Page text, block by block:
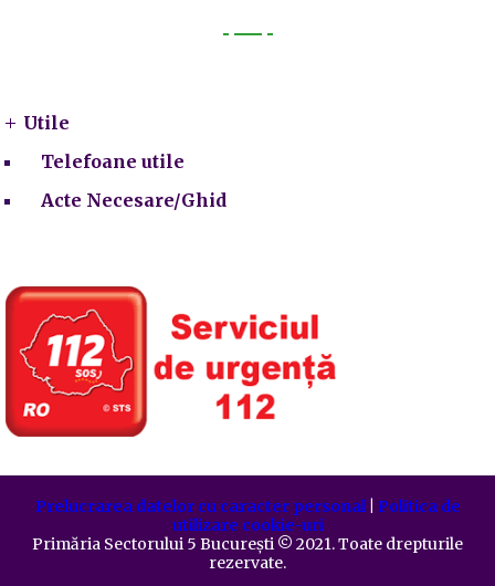
Utile
Telefoane utile
Acte Necesare/Ghid
Prelucrarea datelor cu caracter personal| Politica de
utilizare cookie-uri
Primăria Sectorului 5 București ©️ 2021. Toate drepturile
rezervate.